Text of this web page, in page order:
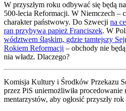
W przy­szłym roku odby­wać się będą
500-lecia Refor­ma­cji. W Niem­czech –
cha­rak­ter pań­stwo­wy. Do Szwe­cji na
ran przy­by­wa papież Fran­ci­szek. W
wódz­twem ślą­skim, gdzie tam­tej­szy
Rokiem Refor­ma­cji – obcho­dy nie
nia władz. Dla­cze­go?
Komi­sja Kul­tu­ry i Środ­ków Prze­ka­zu
przez PiS unie­moż­li­wi­ła
men­ta­rzy­stów, aby ogło­sić przy­szły